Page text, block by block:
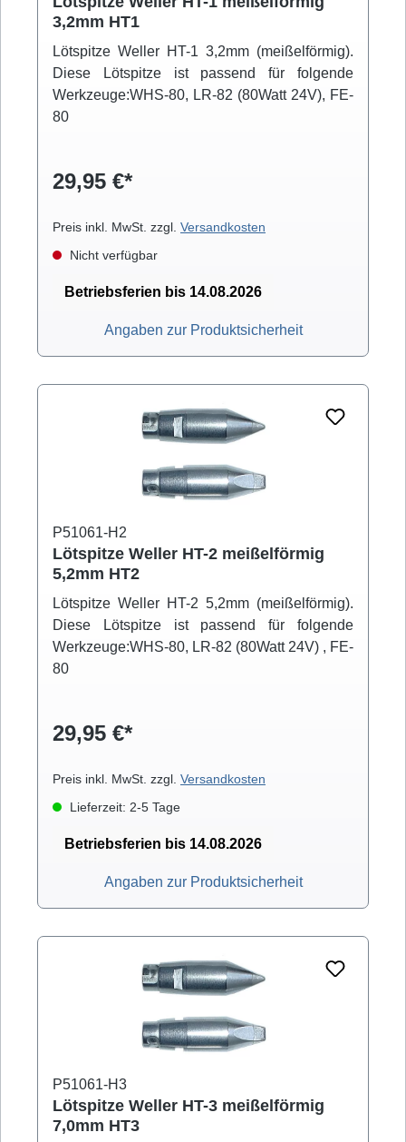
3,2mm HT1
Lötspitze Weller HT-1 3,2mm (meißelförmig).
Diese Lötspitze ist passend für folgende
Werkzeuge:WHS-80, LR-82 (80Watt 24V), FE-
80
29,95 €*
Preis inkl. MwSt. zzgl. Versandkosten
Nicht verfügbar
Betriebsferien bis 14.08.2026
Angaben zur Produktsicherheit
P51061-H2
Lötspitze Weller HT-2 meißelförmig
5,2mm HT2
Lötspitze Weller HT-2 5,2mm (meißelförmig).
Diese Lötspitze ist passend für folgende
Werkzeuge:WHS-80, LR-82 (80Watt 24V) , FE-
80
29,95 €*
Preis inkl. MwSt. zzgl. Versandkosten
Lieferzeit: 2-5 Tage
Betriebsferien bis 14.08.2026
Angaben zur Produktsicherheit
P51061-H3
Lötspitze Weller HT-3 meißelförmig
7,0mm HT3